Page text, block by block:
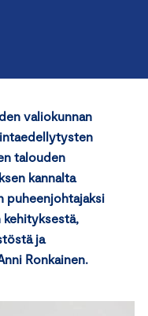
valiokunnan
talouden
kannalta
puheenjohtajaksi
ja
Ronkainen.